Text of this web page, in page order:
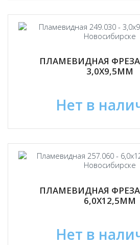
ПЛАМЕВИДНАЯ ФРЕЗА
3,0Х9,5ММ
Нет в
ПЛАМЕВИДНАЯ ФРЕЗА
6,0Х12,5ММ
Нет в